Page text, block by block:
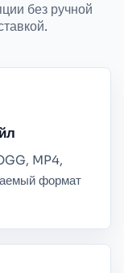
без ручной
MP4,
формат